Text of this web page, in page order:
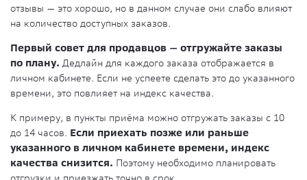
отзывы — это хорошо, но в данном случае они слабо влияют
на количество доступных заказов.
Первый совет для продавцов — отгружайте заказы
по плану. Дедлайн для каждого заказа отображается в
личном кабинете. Если не успеете сделать это до указанного
времени, это повлияет на индекс качества.
К примеру, в пункты приёма можно отгружать заказы с 10
до 14 часов. Если приехать позже или раньше
указанного в личном кабинете времени, индекс
качества снизится. Поэтому необходимо планировать